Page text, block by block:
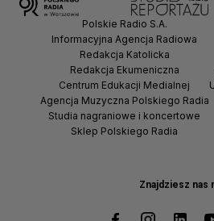
Znajdziesz nas
Polskie Radio S.A.
Informacyjna Agencja Radiowa
Redakcja Katolicka
Redakcja Ekumeniczna
Centrum Edukacji Medialnej
Agencja Muzyczna Polskiego Radia
Studia nagraniowe i koncertowe
Sklep Polskiego Radia